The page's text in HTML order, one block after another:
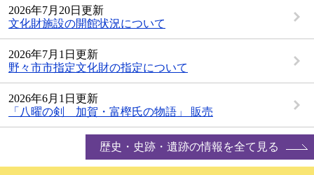
2026年7月20日更新
文化財施設の開館状況について
2026年7月1日更新
野々市市指定文化財の指定について
2026年6月1日更新
「八曜の剣 加賀・富樫氏の物語」 販売
歴史・史跡・遺跡の情報を全て見る